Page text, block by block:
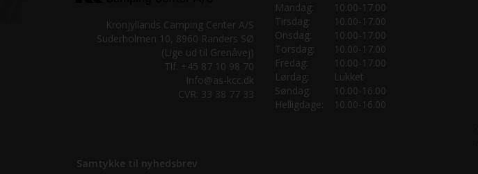
Kronjyllands Camping Center A/S
Suderholmen 10, 8960 Randers SØ
(Lige ud til Grenåvej)
Tlf. +45 87 10 98 70
Info@as-kcc.dk
CVR: 33 38 77 33
Samtykke til nyhedsbrev
Mandag:
10.00-17.00
Tirsdag:
10.00-17.00
Onsdag:
10.00-17.00
Torsdag:
10.00-17.00
Fredag:
10.00-17.00
Lørdag:
Lukket
Søndag:
10.00-16.00
Helligdage:
10.00-16.00